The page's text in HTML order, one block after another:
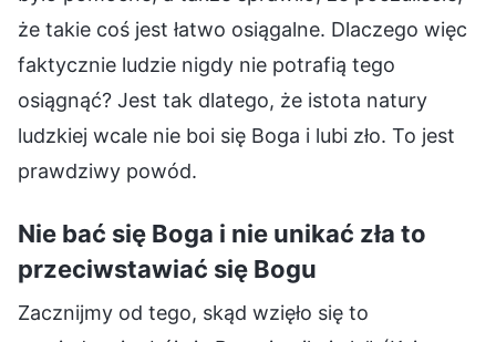
że takie coś jest łatwo osiągalne. Dlaczego więc
faktycznie ludzie nigdy nie potrafią tego
osiągnąć? Jest tak dlatego, że istota natury
ludzkiej wcale nie boi się Boga i lubi zło. To jest
prawdziwy powód.
Nie bać się Boga i nie unikać zła to
przeciwstawiać się Bogu
Zacznijmy od tego, skąd wzięło się to